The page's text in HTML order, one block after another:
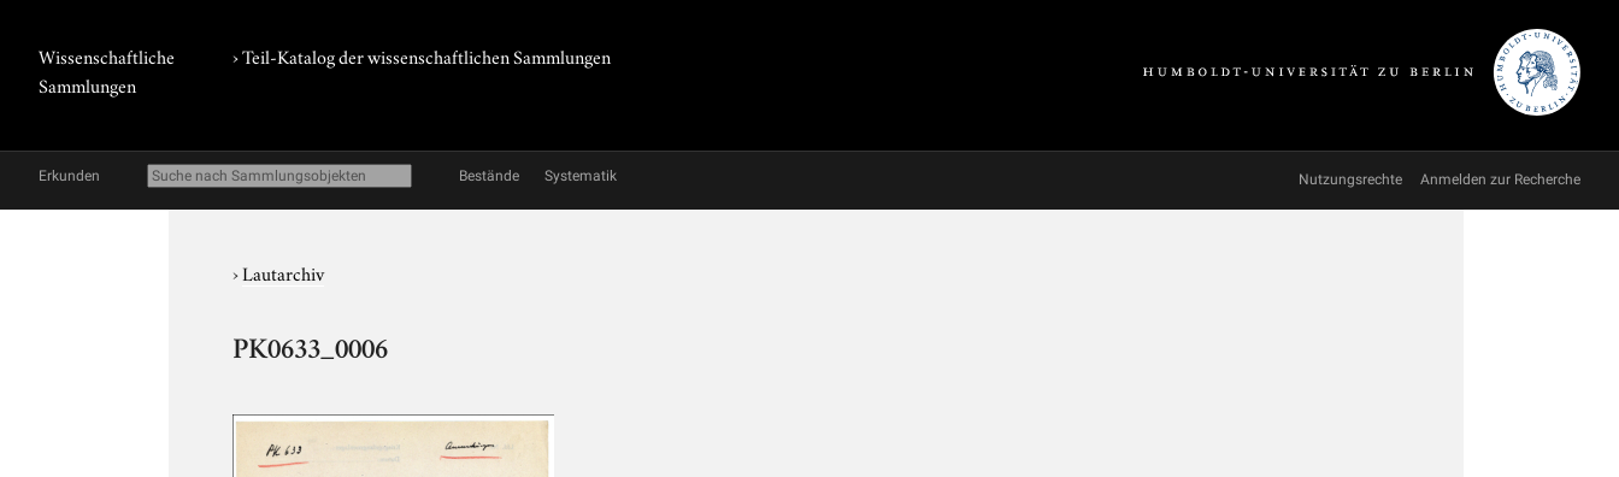
Wissenschaftliche
Sammlungen
› Teil-Katalog der wissenschaftlichen Sammlungen
Erkunden Bestände Systematik Nutzungsrechte Anmelden zur Recherche
›Lautarchiv
PK0633_0006